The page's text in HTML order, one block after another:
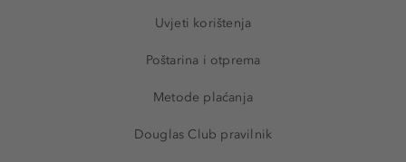
Uvjeti korištenja
Poštarina i otprema
Metode plaćanja
Douglas Club pravilnik